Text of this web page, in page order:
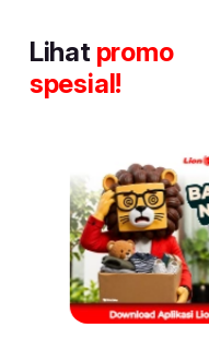
Lihat promo
spesial!